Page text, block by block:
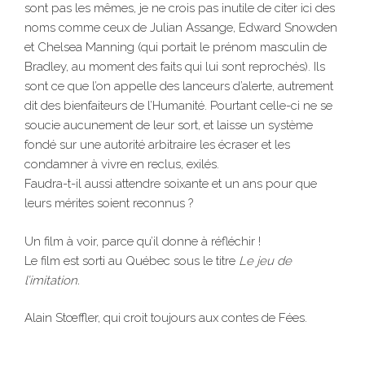
sont pas les mêmes, je ne crois pas inutile de citer ici des
noms comme ceux de Julian Assange, Edward Snowden
et Chelsea Manning (qui portait le prénom masculin de
Bradley, au moment des faits qui lui sont reprochés). Ils
sont ce que l’on appelle des lanceurs d’alerte, autrement
dit des bienfaiteurs de l’Humanité. Pourtant celle-ci ne se
soucie aucunement de leur sort, et laisse un système
fondé sur une autorité arbitraire les écraser et les
condamner à vivre en reclus, exilés.
Faudra-t-il aussi attendre soixante et un ans pour que
leurs mérites soient reconnus ?
Un film à voir, parce qu’il donne à réfléchir !
Le film est sorti au Québec sous le titre Le jeu de
l’imitation.
Alain Stœffler, qui croit toujours aux contes de Fées.